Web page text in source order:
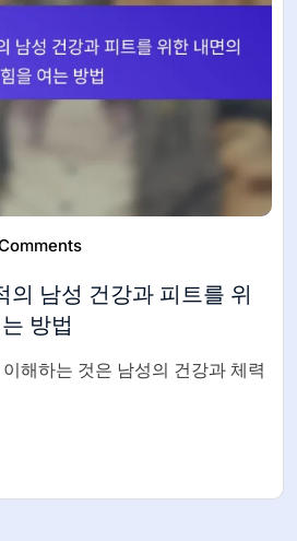
의 남성 건강과 피트를 위
방법
해하는 것은 남성의 건강과 체력